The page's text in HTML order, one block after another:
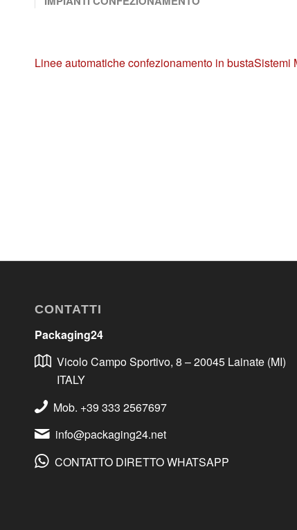
Linee automatiche confezionamento in bustaSistemi
CONTATTI
Packaging24
Vicolo Campo Sportivo, 8 – 20045 Lainate (MI)
ITALY
Mob. +39 333 2567697
info@packaging24.net
CONTATTO DIRETTO WHATSAPP